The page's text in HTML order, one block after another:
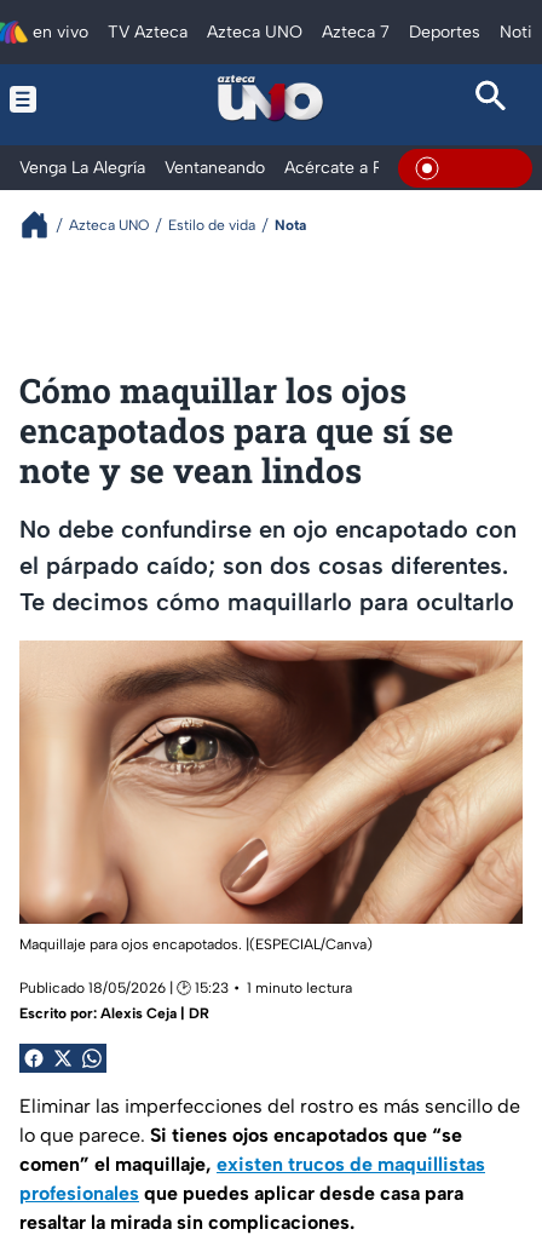
en vivo TV Azteca Azteca UNO Azteca 7 Deportes
Venga La Alegría Ventaneando Acércate a Rocío Al ExtremoEn Vivo
Azteca UNO Estilo de vida Nota
Cómo maquillar los ojos
encapotados para que sí se
note y se vean lindos
No debe confundirse en ojo encapotado con
el párpado caído; son dos cosas diferentes.
Te decimos cómo maquillarlo para ocultarlo
Maquillaje para ojos encapotados. |(ESPECIAL/Canva)
Publicado 18/05/2026 | 🕑 15:23
1 minuto lectura
Escrito por: Alexis Ceja | DR
Eliminar las imperfecciones del rostro es más sencillo de
lo que parece. Si tienes ojos encapotados que “se
comen” el maquillaje, existen trucos de maquillistas
profesionales que puedes aplicar desde casa para
resaltar la mirada sin complicaciones.